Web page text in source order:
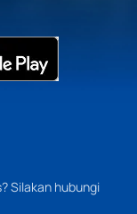
Silakan hubungi